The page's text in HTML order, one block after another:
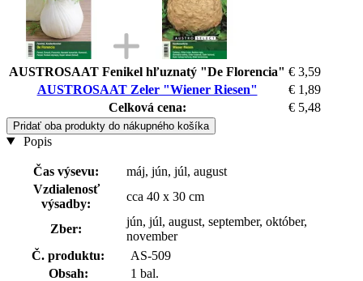
AUSTROSAAT Fenikel hľuznatý "De Florencia" € 3,59
AUSTROSAAT Zeler "Wiener Riesen"
€ 1,89
Celková cena:
€ 5,48
Pridať oba produkty do nákupného košíka
Popis
Čas výsevu:
máj, jún, júl, august
Vzdialenosť
výsadby:
cca 40 x 30 cm
Zber:
jún, júl, august, september, október,
november
Č. produktu:
AS-509
Obsah:
1 bal.